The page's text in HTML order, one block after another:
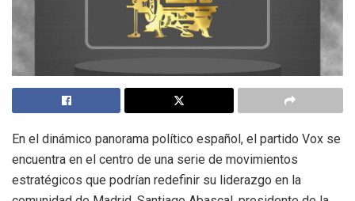
En el dinámico panorama político español, el partido Vox se
encuentra en el centro de una serie de movimientos
estratégicos que podrían redefinir su liderazgo en la